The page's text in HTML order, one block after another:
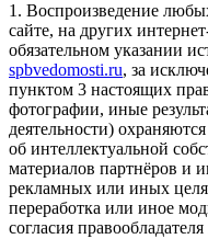
1. Воспроизведение
сайте, на других
обязательном указании
spbvedomosti.ru, за
пунктом 3 настоящих
фотографии, иные
деятельности)
об интеллектуальной
материалов партнёров
рекламных или иных
переработка или иное
согласия